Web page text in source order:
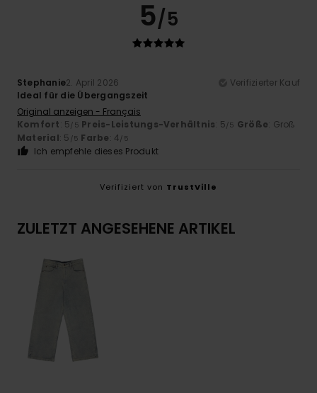
5/5
Stephanie2. April 2026
Verifizierter Kauf
Ideal für die Übergangszeit
Original anzeigen - Français
Komfort: 5/5 Preis-Leistungs-Verhältnis: 5/5 Größe: Groß
Material: 5 /5 Farbe: 4/5
Ich empfehle dieses Produkt
Verifiziert von TrustVille
ZULETZT ANGESEHENE ARTIKEL